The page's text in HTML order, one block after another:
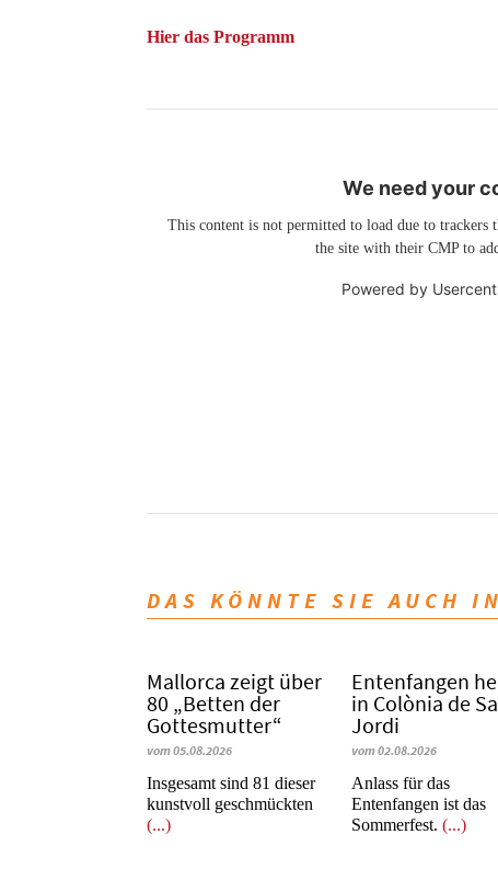
Hier das Programm
We need your
This content is not permitted to load due to trackers
the site with their CMP to
Powered by
DAS KÖNNTE SIE AUCH
Mallorca zeigt über
80 „Betten der
Gottesmutter“
vom 05.08.2026
Insgesamt sind 81 dieser
kunstvoll geschmückten
(...)
Entenfangen
in Colònia de
Jordi
vom 02.08.2026
Anlass für das
Entenfangen ist das
Sommerfest.(...)